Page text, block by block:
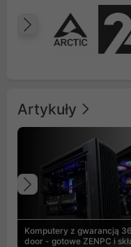
Poprzedni
Artykuły
Komputery z gwarancją
door - gotowe ZENPC i
Poprzedni